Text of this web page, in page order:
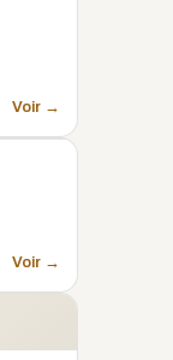
Voir →
Voir →